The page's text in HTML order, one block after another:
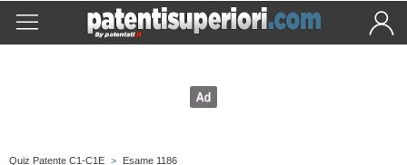
Quiz Patente C1-C1E > Esame 1186